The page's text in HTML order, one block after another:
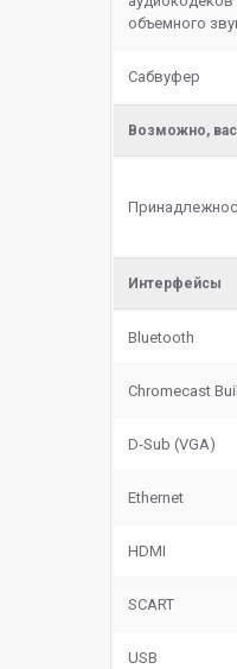
объемного
Сабвуфер
Возможно,
Интерфейсы
Bluetooth
Chromecast
D-Sub (VGA)
Ethernet
HDMI
SCART
USB